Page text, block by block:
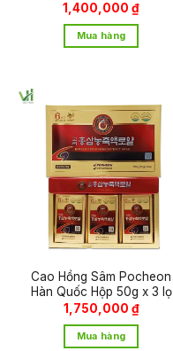
Được xếp
hạng4.90
1,400,000 ₫
Mua hàng
Cao Hồng Sâm Pocheon
Hàn Quốc Hộp 50g x 3 lọ
1,750,000 ₫
Mua hàng